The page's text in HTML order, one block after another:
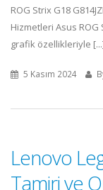
ROG Strix G18
Hizmetleri Asus ROG
grafik özellikleriyle
5 Kasım 2024
Lenovo
Tamiri ve